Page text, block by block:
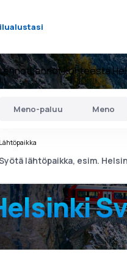
Lennot kohteesta
Meno-paluu Meno
Lähtöpaikka